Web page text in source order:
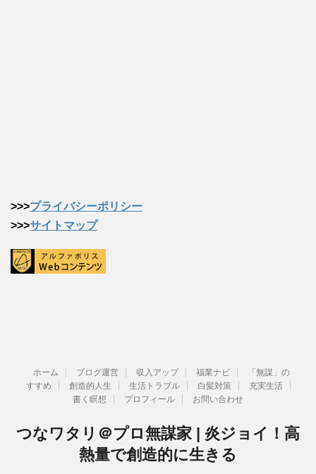
>>>プライバシーポリシー
>>>サイトマップ
ホーム ブログ運営 収入アップ 福業ナビ
「無謀」の
すすめ
創造的人生 生活トラブル 白髪対策
充実生活
書く瞑想
プロフィール お問い合わせ
つなワタリ＠プロ無謀家 | 炎ジョイ！高
熱量で創造的に生きる